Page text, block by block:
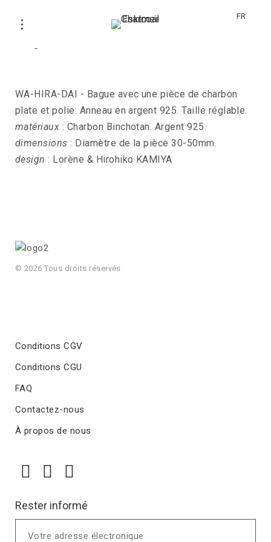
FR
WA-HIRA-DAI - Bague avec une pièce de charbon
plate et polie. Anneau en argent 925. Taille réglable.
matériaux : Charbon Binchotan. Argent 925.
dimensions : Diamètre de la pièce 30-50mm.
design : Lorène & Hirohiko KAMIYA
© 2026 Tous droits réservés
Conditions CGV
Conditions CGU
FAQ
Contactez-nous
À propos de nous
Rester informé